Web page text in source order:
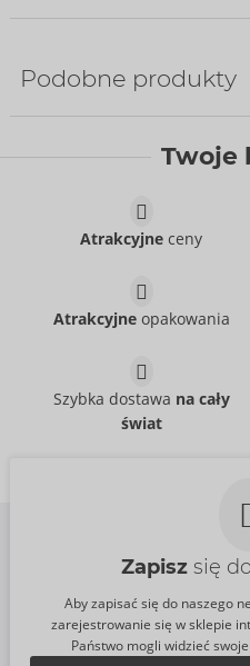
Abierta Fina- ORION Brand
Cena sugerowana:
Podobne produkty
Abierta Fina- ORION Brand
22515071021
Twoje
Atrakcyjne ceny
Atrakcyjneopakowania
Szybka dostawa na cały
świat
Zapisz się
Aby zapisać się do naszego
zarejestrowanie się w sklepie
Państwo mogli widzieć swoje